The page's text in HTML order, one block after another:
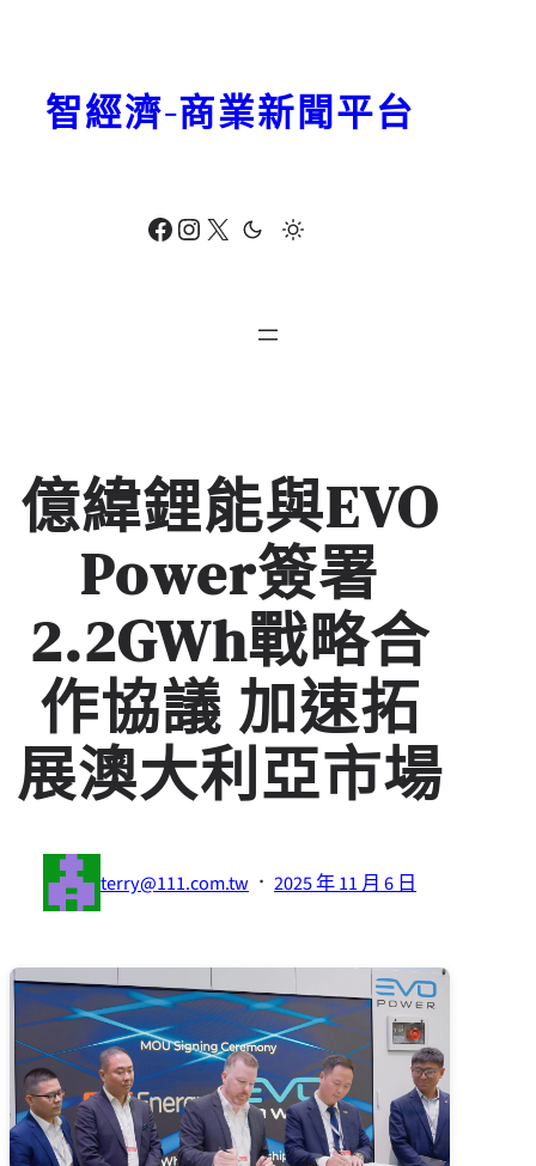
Facebook Instagram X
智經濟-商業新聞平台
億緯鋰能與EVO
Power簽署
2.2GWh戰略合
作協議 加速拓
展澳大利亞市場
terry@111.com.tw · 2025 年 11 月 6 日